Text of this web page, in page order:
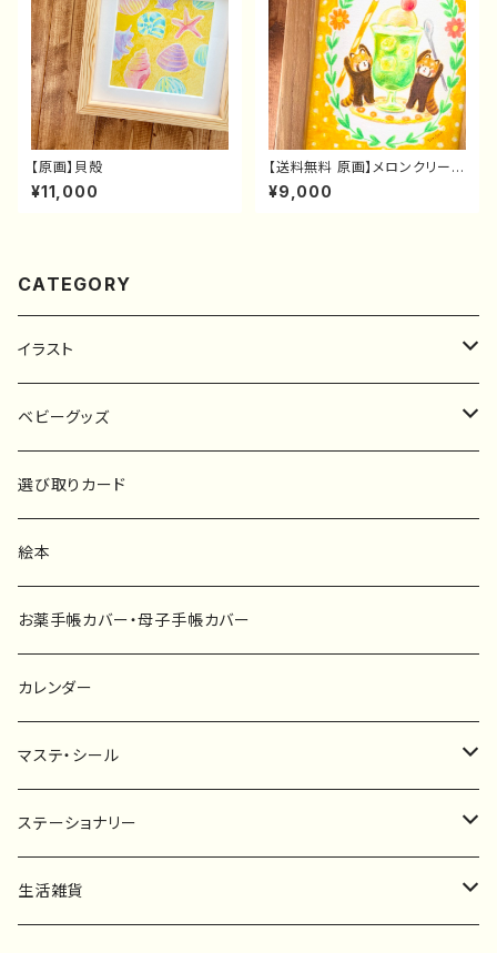
【原画】貝殻
¥11,000
【送料無料 原画】メロンクリーム
ソーダとレッサーパンダさん
¥9,000
CATEGORY
イラスト
原画
ポスター
ファブリックボード
キーホルダー
ポストカード
ベビーグッズ
マタニティーマーク
選び取りカード
カーステッカー
タペストリー
選び取りカード
絵本
お薬手帳カバー・母子手帳カバー
カレンダー
マステ・シール
マスキングテープ
フレークシール
ステーショナリー
一筆箋
生活雑貨